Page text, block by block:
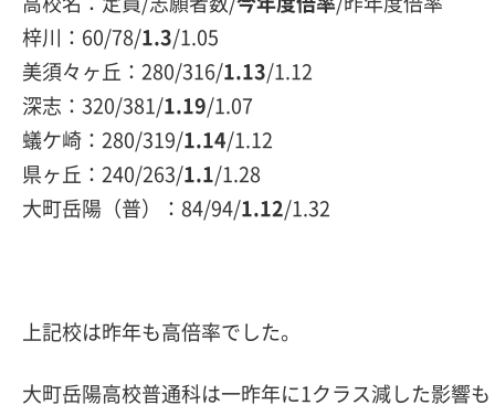
梓川：60/78/1.3/1.05
美須々ヶ丘：280/316/1.13/1.12
深志：320/381/1.19/1.07
蟻ケ崎：280/319/1.14/1.12
県ヶ丘：240/263/1.1 /1.28
大町岳陽（普）：84/94/1.12 /1.32
上記校は昨年も高倍率でした。
大町岳陽高校普通科は一昨年に1クラス減した影響も